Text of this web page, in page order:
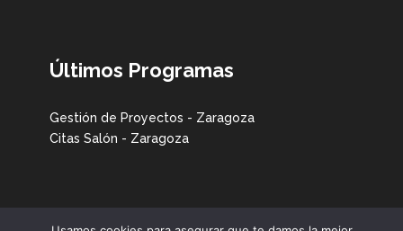
Últimos Programas
Gestión de Proyectos - Zaragoza
Citas Salón - Zaragoza